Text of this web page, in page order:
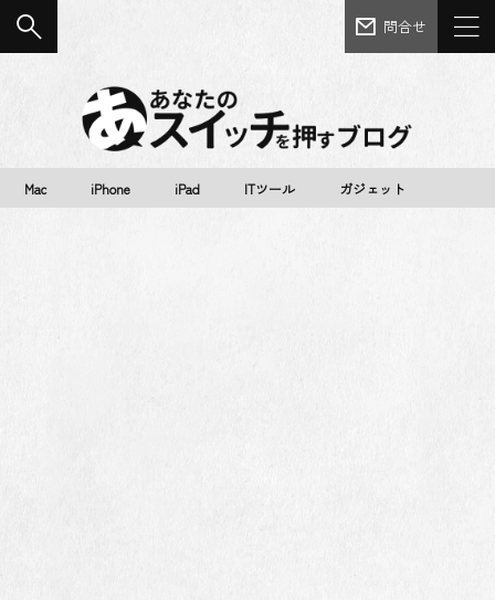
問合せ
Mac iPhone iPad ITツール ガジェット